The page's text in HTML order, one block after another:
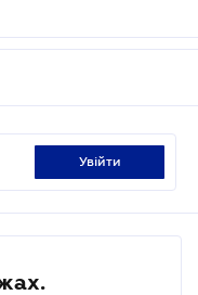
увійти